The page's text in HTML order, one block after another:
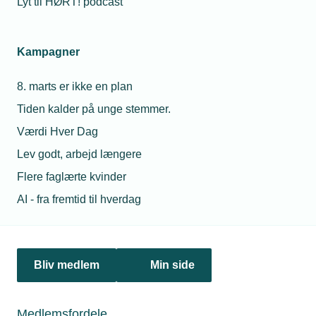
Kampagner
8. marts er ikke en plan
Tiden kalder på unge stemmer.
Værdi Hver Dag
Lev godt, arbejd længere
Flere faglærte kvinder
AI - fra fremtid til hverdag
Bliv medlem Min side
06. november 2024
Mange virksomheder vælger, at årets firmajulegave er et
frit valg i en online-shop. Men der må ifølge Skatterådet
maksimalt vælges blandt 25 gaver – ellers kan en dejlig
gave til medarbejderne ende som et dumt skattesmæk